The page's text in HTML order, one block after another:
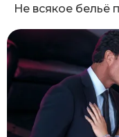
Не всякое бельё